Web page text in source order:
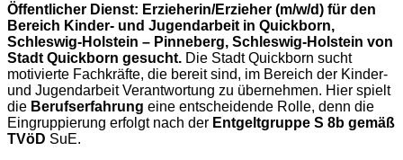
Öffentlicher Dienst: Erzieherin/Erzieher (m/w/d) für den
Bereich Kinder- und Jugendarbeit in Quickborn,
Schleswig-Holstein – Pinneberg, Schleswig-Holstein von
Stadt Quickborn gesucht. Die Stadt Quickborn sucht
motivierte Fachkräfte, die bereit sind, im Bereich der Kinder-
und Jugendarbeit Verantwortung zu übernehmen. Hier spielt
die Berufserfahrung eine entscheidende Rolle, denn die
Eingruppierung erfolgt nach der Entgeltgruppe S 8b gemäß
TVöD SuE.